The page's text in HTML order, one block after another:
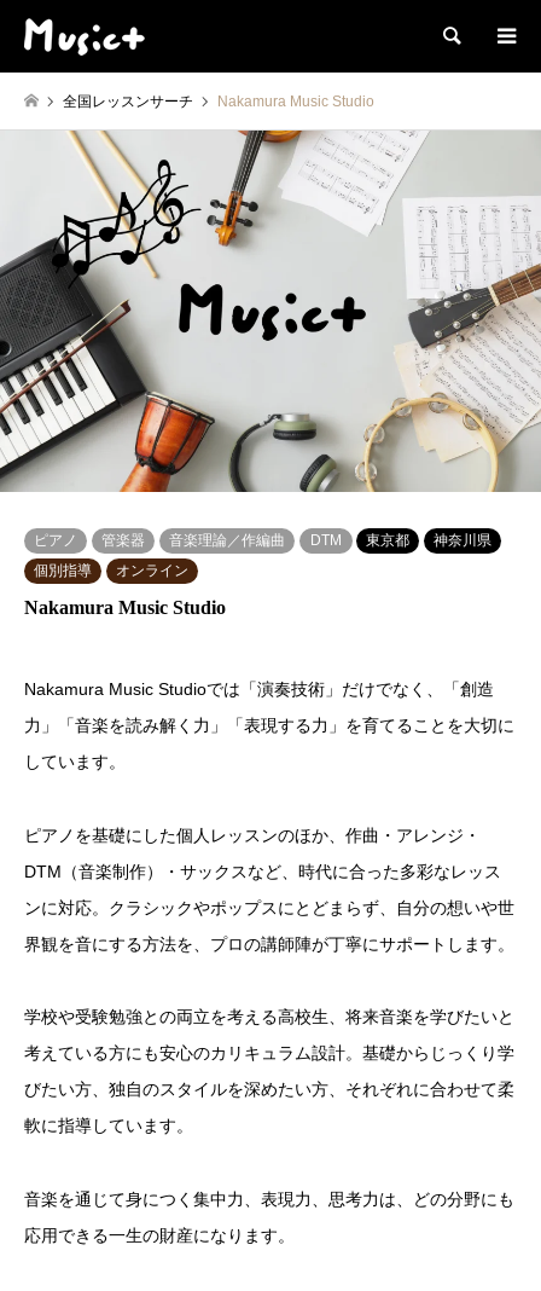
検索
全国レッスンサーチ Nakamura Music Studio
ピアノ 管楽器 音楽理論／作編曲 DTM 東京都
神奈川県
個別指導
オンライン
Nakamura Music Studio
Nakamura Music Studioでは「演奏技術」だけでなく、「創造
力」「音楽を読み解く力」「表現する力」を育てることを大切に
しています。
ピアノを基礎にした個人レッスンのほか、作曲・アレンジ・
DTM（音楽制作）・サックスなど、時代に合った多彩なレッス
ンに対応。クラシックやポップスにとどまらず、自分の想いや世
界観を音にする方法を、プロの講師陣が丁寧にサポートします。
学校や受験勉強との両立を考える高校生、将来音楽を学びたいと
考えている方にも安心のカリキュラム設計。基礎からじっくり学
びたい方、独自のスタイルを深めたい方、それぞれに合わせて柔
軟に指導しています。
音楽を通じて身につく集中力、表現力、思考力は、どの分野にも
応用できる一生の財産になります。